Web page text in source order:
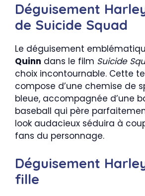
Déguisement
de Suicide Squad
Le déguisement
Quinn dans le film Suicide
choix incontournable. Cette
compose d’une chemise de
bleue, accompagnée d’une
baseball qui père
look audacieux séduira à
fans du personnage.
Déguisement
fille